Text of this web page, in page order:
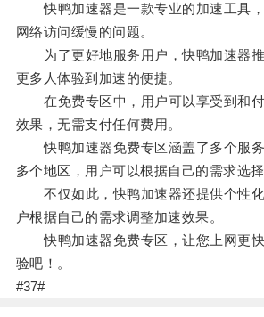
快鸭加速器是一款专业的加速工具，
网络访问缓慢的问题。
为了更好地服务用户，快鸭加速器推
更多人体验到加速的便捷。
在免费专区中，用户可以享受到和付
效果，无需支付任何费用。
快鸭加速器免费专区涵盖了多个服务
多个地区，用户可以根据自己的需求选
不仅如此，快鸭加速器还提供个性化
户根据自己的需求调整加速效果。
快鸭加速器免费专区，让您上网更快
验吧！。
#37#